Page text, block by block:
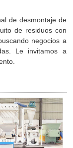
de desmontaje de
de residuos con
negocios a
Le invitamos a